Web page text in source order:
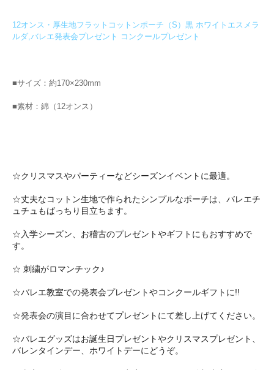
12オンス・厚生地フラットコットンポーチ（S）黒 ホワイトエスメラ
ルダ,バレエ発表会プレゼント コンクールプレゼント
■サイズ：約170×230mm
■素材：綿（12オンス）
☆クリスマスやパーティーなどシーズンイベントに最適。
☆丈夫なコットン生地で作られたシンプルなポーチは、バレエチ
ュチュもばっちり目立ちます。
☆入学シーズン、お稽古のプレゼントやギフトにもおすすめで
す。
☆ 刺繍がロマンチック♪
☆バレエ教室での発表会プレゼントやコンクールギフトに!!
☆発表会の演目に合わせてプレゼントにて差し上げてください。
☆バレエグッズはお誕生日プレゼントやクリスマスプレゼント、
バレンタインデー、ホワイトデーにどうぞ。